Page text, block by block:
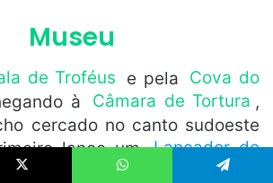
após a publicidade..
Museu
de Troféus e pela
Cova do
à Câmara de Tortura ,
cercado no canto sudoeste
lance um Lançador de
e suba na corda usando